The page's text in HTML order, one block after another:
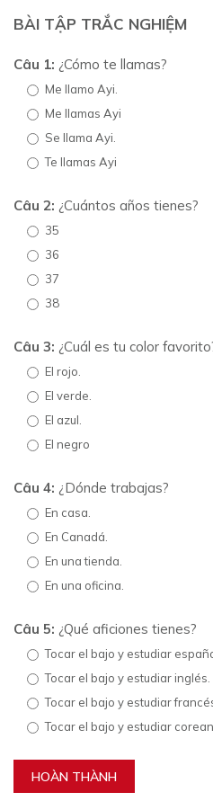
BÀI TẬP TRẮC NGHIỆM
Câu 1: ¿Cómo te llamas?
Me llamo Ayi.
Me llamas Ayi
Se llama Ayi.
Te llamas Ayi
Câu 2: ¿Cuántos años tienes?
35
36
37
38
Câu 3: ¿Cuál es tu color
El rojo.
El verde.
El azul.
El negro
Câu 4: ¿Dónde trabajas?
En casa.
En Canadá.
En una tienda.
En una oficina.
Câu 5: ¿Qué aficiones tienes?
Tocar el bajo y estudiar
Tocar el bajo y estudiar inglés.
Tocar el bajo y estudiar
Tocar el bajo y estudiar
HOÀN THÀNH